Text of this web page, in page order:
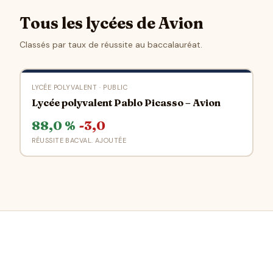
Tous les lycées de Avion
Classés par taux de réussite au baccalauréat.
LYCÉE POLYVALENT · PUBLIC
Lycée polyvalent Pablo Picasso – Avion
88,0 %
RÉUSSITE BAC
-3,0
VAL. AJOUTÉE